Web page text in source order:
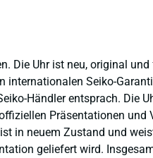
Die Uhr ist neu, original
Seiko-
Händler entsprach.
Präsentationen
in neuem Zustand und
geliefert wird.